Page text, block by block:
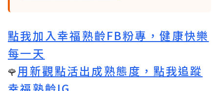
點我加入幸福熟齡FB粉專，健康快樂
每一天
🌹用新觀點活出成熟態度，點我追蹤